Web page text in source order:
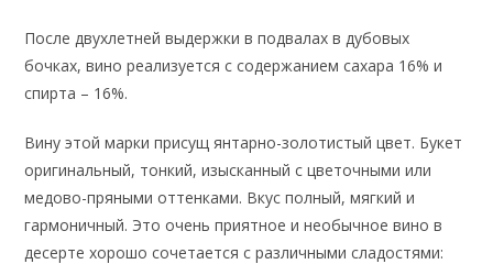
После двухлетней выдержки в подвалах в дубовых
бочках, вино реализуется с содержанием сахара 16% и
спирта – 16%.
Вину этой марки присущ янтарно-золотистый цвет. Букет
оригинальный, тонкий, изысканный с цветочными или
медово-пряными оттенками. Вкус полный, мягкий и
гармоничный. Это очень приятное и необычное вино в
десерте хорошо сочетается с различными сладостями: